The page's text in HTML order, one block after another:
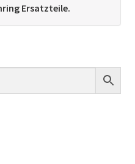
Ersatzteile.